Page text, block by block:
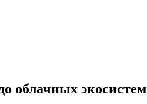
облачных экосистем